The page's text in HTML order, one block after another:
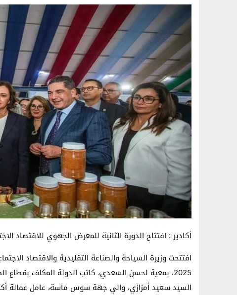
أكادير : افتتاح الدورة الثانية للمعرض الجهوي للاقتصاد
2025، بمعية لحسن السعدي، كاتب الدولة المكلف بقطاع
السيد سعيد أمزازي، والي جهة سوس ماسة، عامل عمالة